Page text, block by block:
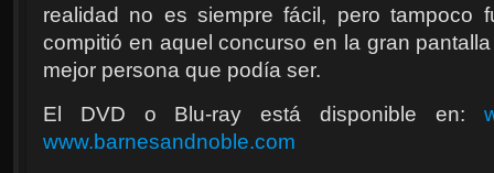
realidad no es siempre fácil, pero tampoco
compitió en aquel concurso en la gran
mejor persona que podía ser.
El DVD o Blu-ray está disponible en:
www.barnesandnoble.com